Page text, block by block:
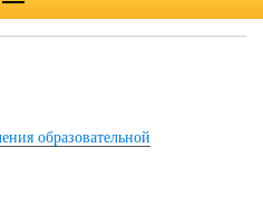
образовательной